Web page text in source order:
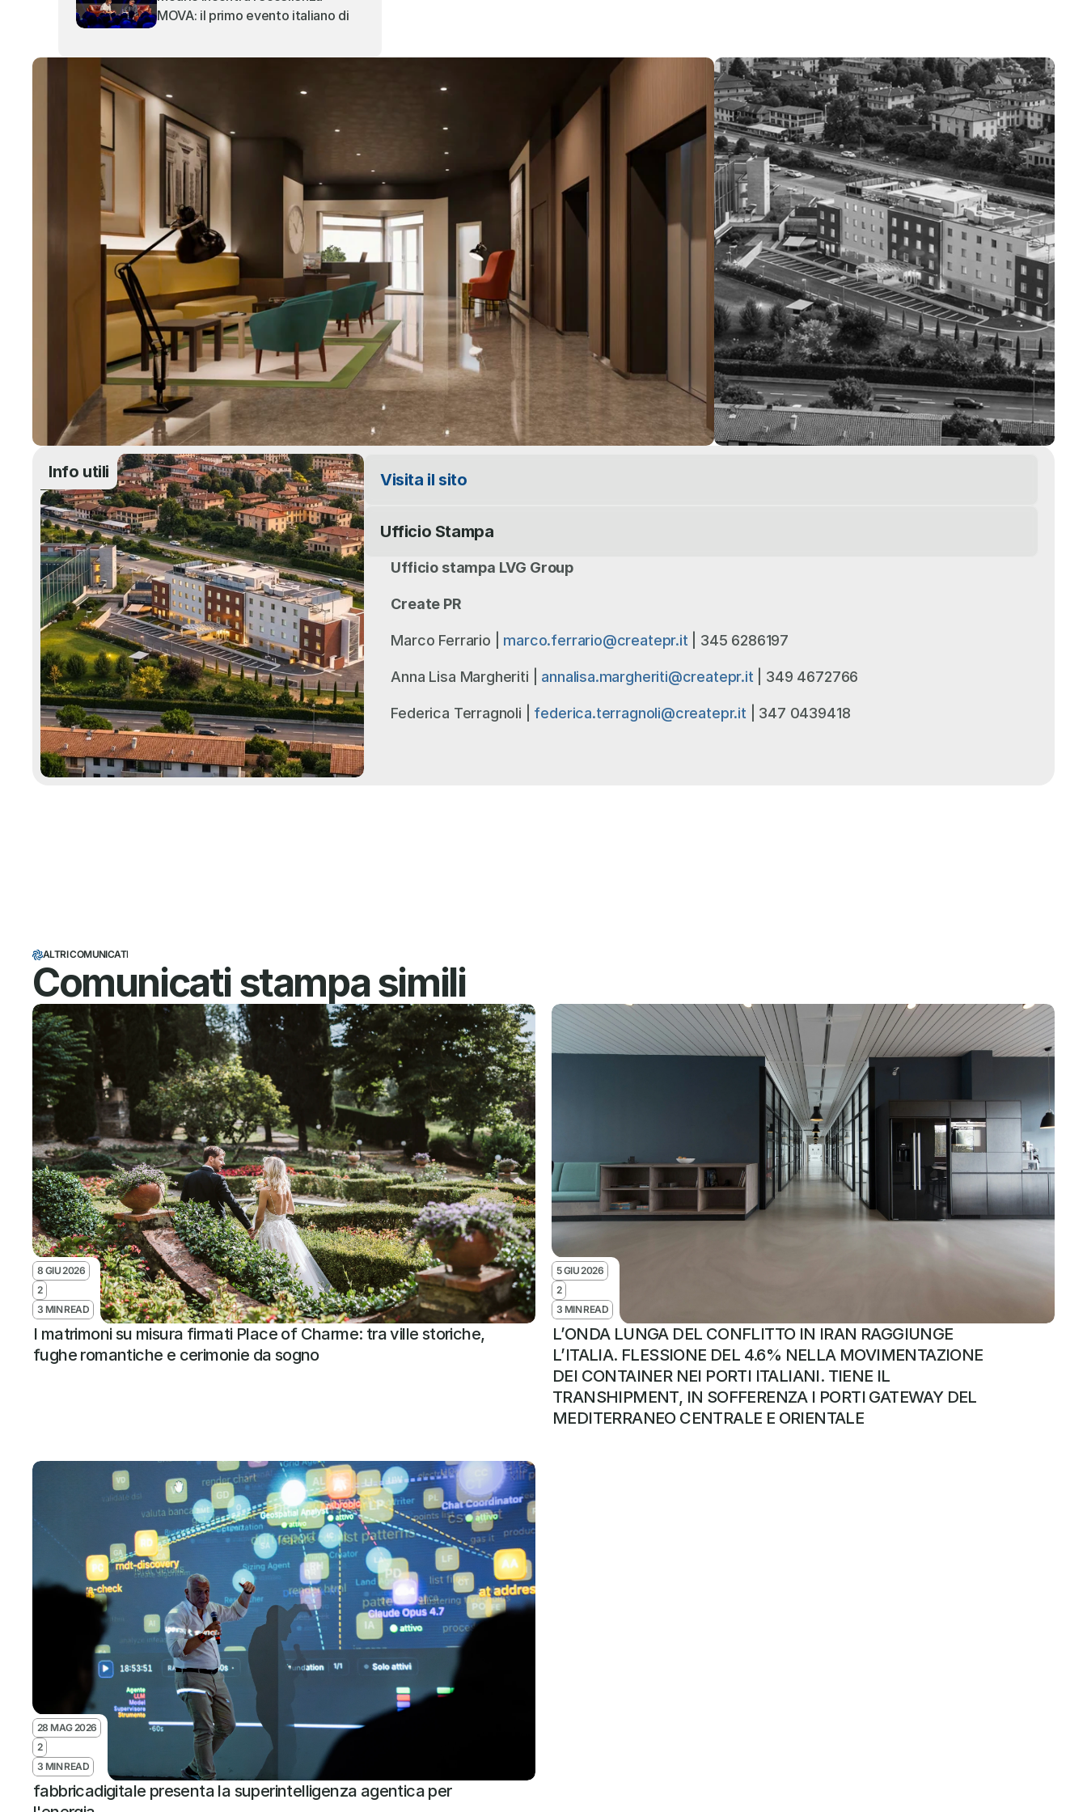
MOVA: il primo evento italiano di
Teatro Alcione di Milano
Info utili Visita il sito
Ufficio Stampa
Ufficio stampa LVG Group
Create PR
Marco Ferrario | marco.ferrario@createpr.it | 345 6286197
Anna Lisa Margheriti | annalisa.margheriti@createpr.it | 349 4672766
Federica Terragnoli | federica.terragnoli@createpr.it | 347 0439418
ALTRI COMUNICATI
Comunicati stampa simili
8 GIU 2026
2
3 MIN READ
I matrimoni su misura firmati Place of Charme: tra ville storiche,
fughe romantiche e cerimonie da sogno
5 GIU 2026
2
3 MIN READ
L’ONDA LUNGA DEL CONFLITTO IN IRAN RAGGIUNGE
L’ITALIA. FLESSIONE DEL 4.6% NELLA MOVIMENTAZIONE
DEI CONTAINER NEI PORTI ITALIANI. TIENE IL
TRANSHIPMENT, IN SOFFERENZA I PORTI GATEWAY DEL
MEDITERRANEO CENTRALE E ORIENTALE
28 MAG 2026
2
3 MIN READ
fabbricadigitale presenta la superintelligenza agentica per